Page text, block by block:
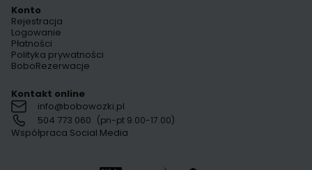
Konto
Rejestracja
Logowanie
Płatności
Polityka prywatności
BoboRezerwacje
Kontakt online
info@bobowozki.pl
504 773 060 (pn-pt 9.00-17.00)
Współpraca Social Media